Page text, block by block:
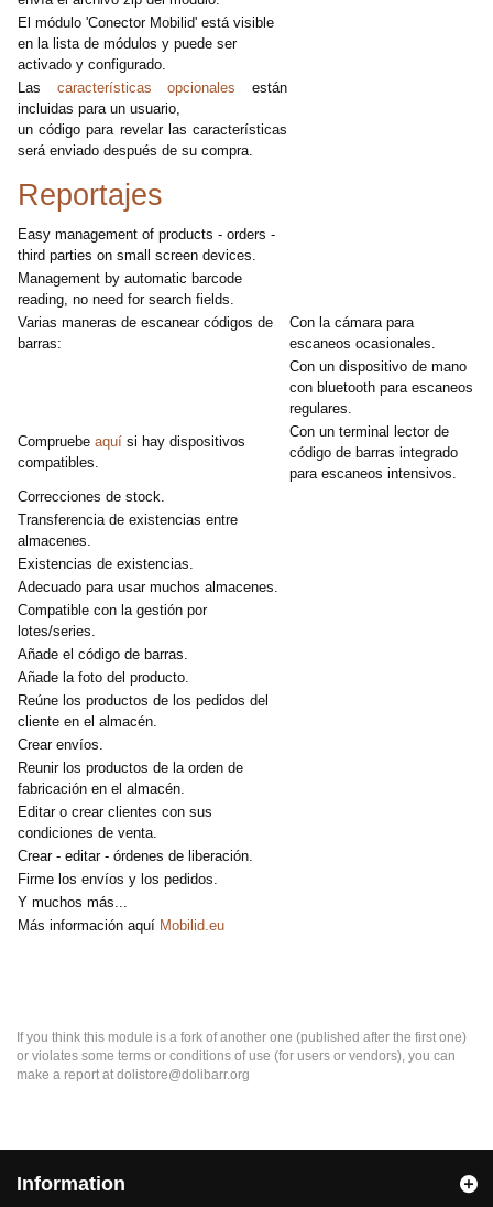
El módulo 'Conector Mobilid' está visible
en la lista de módulos y puede ser
activado y configurado.
Las características opcionales están
incluidas para un usuario,
un código para revelar las características
será enviado después de su compra.
Reportajes
Easy management of products - orders -
third parties on small screen devices.
Management by automatic barcode
reading, no need for search fields.
Varias maneras de escanear códigos de
barras:
Con la cámara para
escaneos ocasionales.
Con un dispositivo de mano
con bluetooth para escaneos
regulares.
Compruebe aquí si hay dispositivos
compatibles.
Con un terminal lector de
código de barras integrado
para escaneos intensivos.
Correcciones de stock.
Transferencia de existencias entre
almacenes.
Existencias de existencias.
Adecuado para usar muchos almacenes.
Compatible con la gestión por
lotes/series.
Añade el código de barras.
Añade la foto del producto.
Reúne los productos de los pedidos del
cliente en el almacén.
Crear envíos.
Reunir los productos de la orden de
fabricación en el almacén.
Editar o crear clientes con sus
condiciones de venta.
Crear - editar - órdenes de liberación.
Firme los envíos y los pedidos.
Y muchos más...
Más información aquí Mobilid.eu
If you think this module is a fork of another one (published after the first one)
or violates some terms or conditions of use (for users or vendors), you can
make a report at dolistore@dolibarr.org
Information